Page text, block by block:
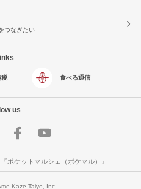
つなぎたい
税 食べる通信
us
ポケットマルシェ（ポケマル）』
Kaze Taiyo, Inc.